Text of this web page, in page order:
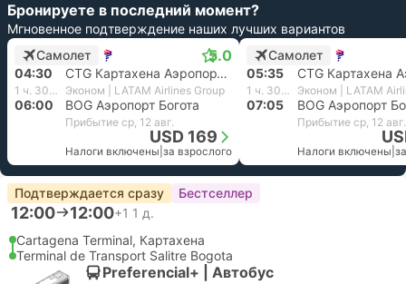
Бронируете в последний момент?
Мгновенное подтверждение наших лучших вариантов
Самолет
5.0
04:30 CTG Картахена Аэропорт, Картахена
1 ч. 30 м. Эконом | LATAM Airlines Group
06:00 BOG Аэропорт Богота
Прибытие ср, 12 авг.
USD 169
Налоги включены за взрослого
Самолет
05:35
1 ч. 30 м. Эконом | LATAM
07:05 BOG Аэропорт
Прибытие ср, 12 авг.
Налоги включены
Подтверждается сразу Бестселлер
12:00 12:00+1 1 д.
Cartagena Terminal, Картахена
Terminal de Transport Salitre Bogota
Preferencial+ | Автобус